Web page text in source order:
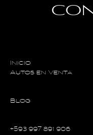
Inicio
Autos en Venta
Blog
+593 997 891 906